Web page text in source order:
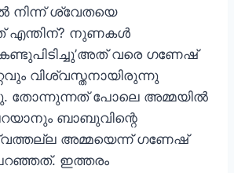
നിന്ന് ശ്വേതയെ
എന്തിന്? നുണകൾ
വരെ ഗണേഷ്
വിശ്വസ്തനായിരുന്നു
തോന്നുന്നത് പോലെ അമ്മയില്‍
ബാബുവിന്റെ
അമ്മയെന്ന് ഗണേഷ്
ഇത്തരം